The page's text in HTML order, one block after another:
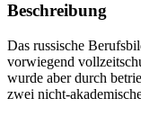
Beschreibung
Das russische
vorwiegend
wurde aber durch
zwei nicht-